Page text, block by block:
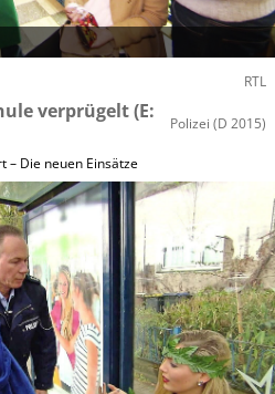
RTL
verprügelt(E:
Polizei (D 2015)
– Die neuen Einsätze